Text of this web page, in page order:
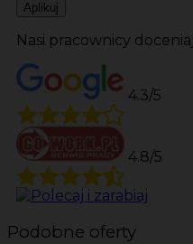
Aplikuj
Nasi pracownicy
4.3/5
4.8/5
Podobne oferty